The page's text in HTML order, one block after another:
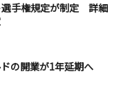
選手権規定が制定 詳細
の開業が1年延期へ